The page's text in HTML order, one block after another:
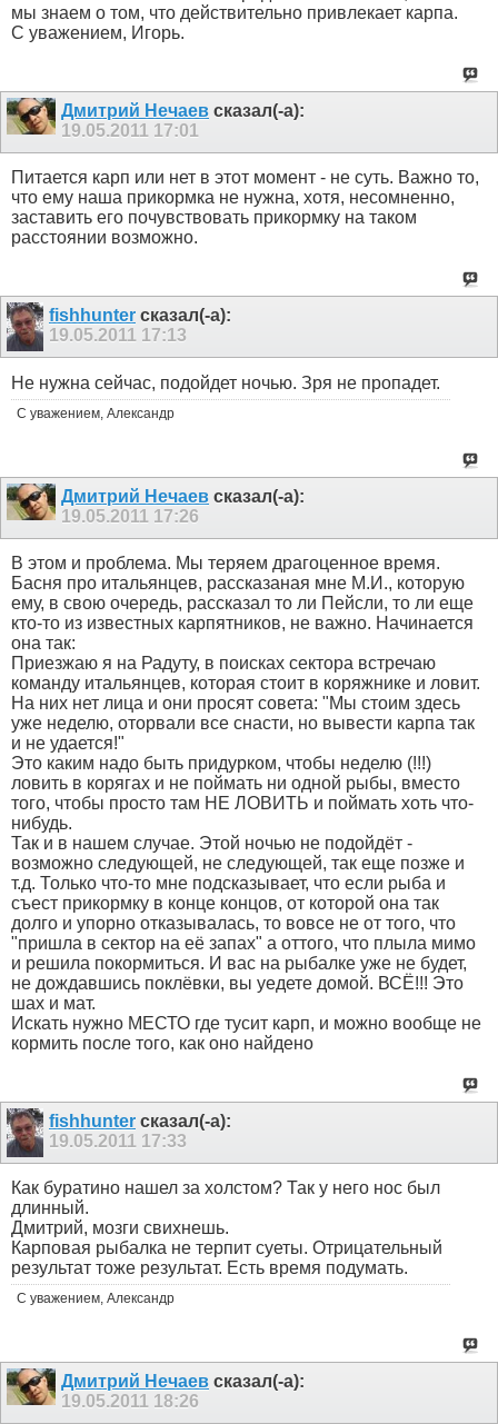
мы знаем о том, что действительно привлекает карпа.
С уважением, Игорь.
Дмитрий Нечаев сказал(-а):
19.05.2011 17:01
Питается карп или нет в этот момент - не суть. Важно то,
что ему наша прикормка не нужна, хотя, несомненно,
заставить его почувствовать прикормку на таком
расстоянии возможно.
fishhunter сказал(-а):
19.05.2011 17:13
Не нужна сейчас, подойдет ночью. Зря не пропадет.
С уважением, Александр
Дмитрий Нечаев сказал(-а):
19.05.2011 17:26
В этом и проблема. Мы теряем драгоценное время.
Басня про итальянцев, рассказаная мне М.И., которую
ему, в свою очередь, рассказал то ли Пейсли, то ли еще
кто-то из известных карпятников, не важно. Начинается
она так:
Приезжаю я на Радуту, в поисках сектора встречаю
команду итальянцев, которая стоит в коряжнике и ловит.
На них нет лица и они просят совета: "Мы стоим здесь
уже неделю, оторвали все снасти, но вывести карпа так
и не удается!"
Это каким надо быть придурком, чтобы неделю (!!!)
ловить в корягах и не поймать ни одной рыбы, вместо
того, чтобы просто там НЕ ЛОВИТЬ и поймать хоть что-
нибудь.
Так и в нашем случае. Этой ночью не подойдёт -
возможно следующей, не следующей, так еще позже и
т.д. Только что-то мне подсказывает, что если рыба и
съест прикормку в конце концов, от которой она так
долго и упорно отказывалась, то вовсе не от того, что
"пришла в сектор на её запах" а оттого, что плыла мимо
и решила покормиться. И вас на рыбалке уже не будет,
не дождавшись поклёвки, вы уедете домой. ВСЁ!!! Это
шах и мат.
Искать нужно МЕСТО где тусит карп, и можно вообще не
кормить после того, как оно найдено
fishhunter сказал(-а):
19.05.2011 17:33
Как буратино нашел за холстом? Так у него нос был
длинный.
Дмитрий, мозги свихнешь.
Карповая рыбалка не терпит суеты. Отрицательный
результат тоже результат. Есть время подумать.
С уважением, Александр
Дмитрий Нечаев сказал(-а):
19.05.2011 18:26